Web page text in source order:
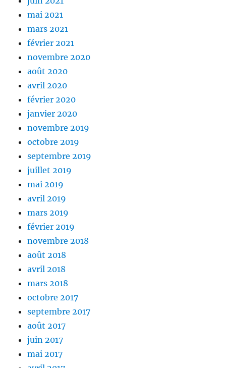
mai 2021
mars 2021
février 2021
novembre 2020
août 2020
avril 2020
février 2020
janvier 2020
novembre 2019
octobre 2019
septembre 2019
juillet 2019
mai 2019
avril 2019
mars 2019
février 2019
novembre 2018
août 2018
avril 2018
mars 2018
octobre 2017
septembre 2017
août 2017
juin 2017
mai 2017